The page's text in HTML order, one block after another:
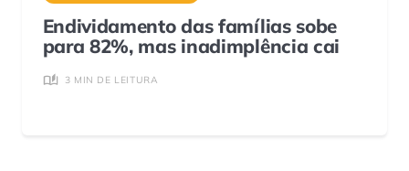
Endividamento das famílias sobe
para 82%, mas inadimplência cai
3 MIN DE LEITURA